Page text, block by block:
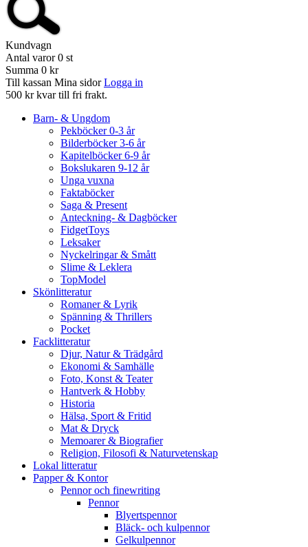
Kundvagn
Antal varor 0 st
Summa 0 kr
Till kassan Mina sidor Logga in
500 kr kvar till fri frakt.
Barn- & Ungdom
Pekböcker 0-3 år
Bilderböcker 3-6 år
Kapitelböcker 6-9 år
Bokslukaren 9-12 år
Unga vuxna
Faktaböcker
Saga & Present
Anteckning- & Dagböcker
FidgetToys
Leksaker
Nyckelringar & Smått
Slime & Leklera
TopModel
Skönlitteratur
Romaner & Lyrik
Spänning & Thrillers
Pocket
Facklitteratur
Djur, Natur & Trädgård
Ekonomi & Samhälle
Foto, Konst & Teater
Hantverk & Hobby
Historia
Hälsa, Sport & Fritid
Mat & Dryck
Memoarer & Biografier
Religion, Filosofi & Naturvetenskap
Lokal litteratur
Papper & Kontor
Pennor och finewriting
Pennor
Blyertspennor
Bläck- och kulpennor
Gelkulpennor